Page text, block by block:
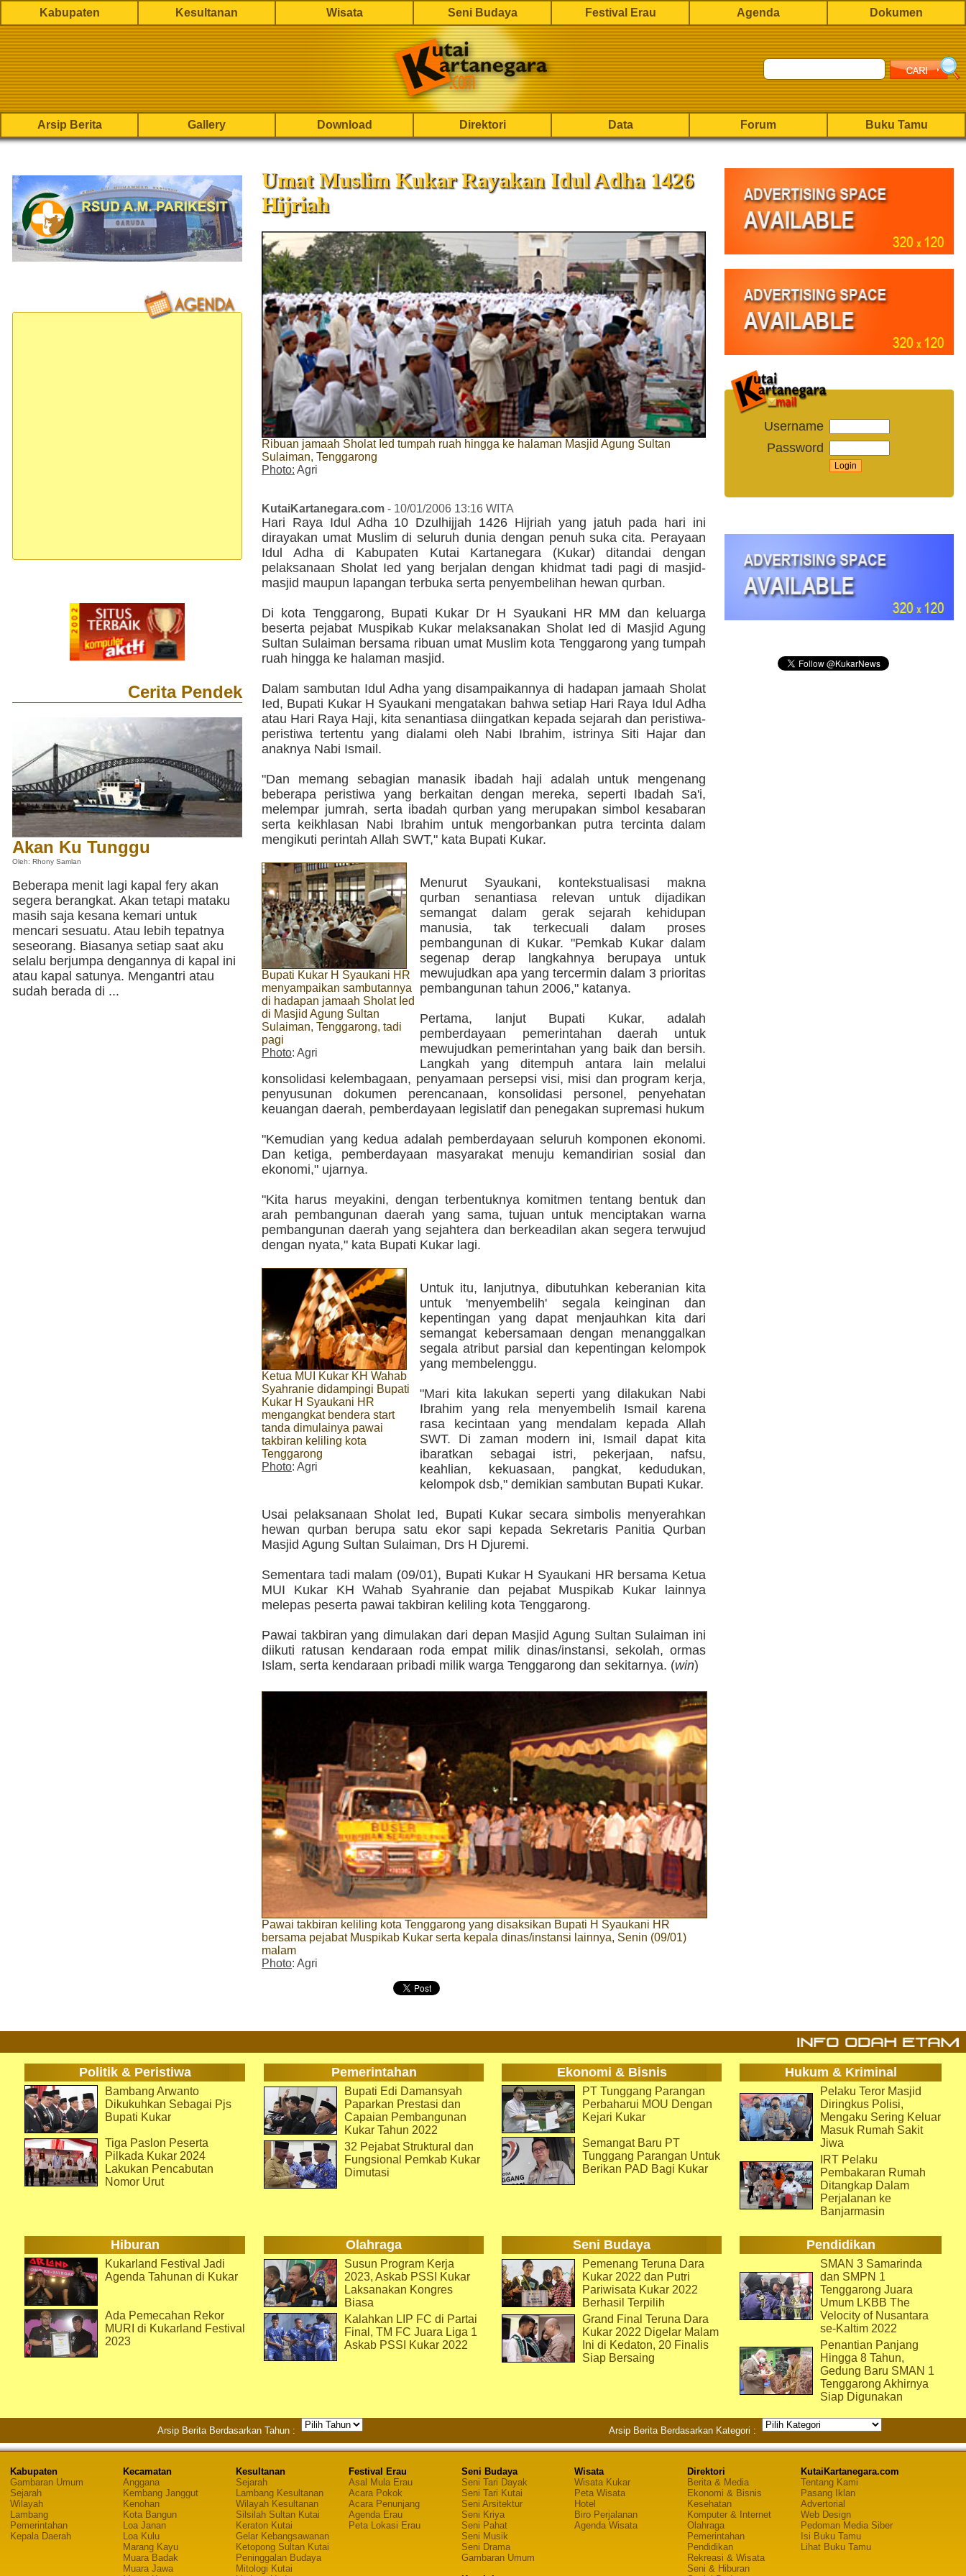
Kabupaten Kesultanan Wisata Seni Budaya Festival Erau Agenda Dokumen
Arsip Berita Gallery Download Direktori Data Forum Buku Tamu
Cerita Pendek
Akan Ku Tunggu
Oleh: Rhony Samlan
Beberapa menit lagi kapal fery akan
segera berangkat. Akan tetapi mataku
masih saja kesana kemari untuk
mencari sesuatu. Atau lebih tepatnya
seseorang. Biasanya setiap saat aku
selalu berjumpa dengannya di kapal ini
atau kapal satunya. Mengantri atau
sudah berada di ...
Umat Muslim Kukar Rayakan Idul Adha 1426
Hijriah
Ribuan jamaah Sholat Ied tumpah ruah hingga ke halaman Masjid Agung Sultan
Sulaiman, Tenggarong
Photo: Agri
KutaiKartanegara.com - 10/01/2006 13:16 WITA
Hari Raya Idul Adha 10 Dzulhijjah 1426 Hijriah yang jatuh pada hari ini
dirayakan umat Muslim di seluruh dunia dengan penuh suka cita. Perayaan
Idul Adha di Kabupaten Kutai Kartanegara (Kukar) ditandai dengan
pelaksanaan Sholat Ied yang berjalan dengan khidmat tadi pagi di masjid-
masjid maupun lapangan terbuka serta penyembelihan hewan qurban.
Di kota Tenggarong, Bupati Kukar Dr H Syaukani HR MM dan keluarga
beserta pejabat Muspikab Kukar melaksanakan Sholat Ied di Masjid Agung
Sultan Sulaiman bersama ribuan umat Muslim kota Tenggarong yang tumpah
ruah hingga ke halaman masjid.
Dalam sambutan Idul Adha yang disampaikannya di hadapan jamaah Sholat
Ied, Bupati Kukar H Syaukani mengatakan bahwa setiap Hari Raya Idul Adha
atau Hari Raya Haji, kita senantiasa diingatkan kepada sejarah dan peristiwa-
peristiwa tertentu yang dialami oleh Nabi Ibrahim, istrinya Siti Hajar dan
anaknya Nabi Ismail.
"Dan memang sebagian manasik ibadah haji adalah untuk mengenang
beberapa peristiwa yang berkaitan dengan mereka, seperti Ibadah Sa'i,
melempar jumrah, serta ibadah qurban yang merupakan simbol kesabaran
serta keikhlasan Nabi Ibrahim untuk mengorbankan putra tercinta dalam
mengikuti perintah Allah SWT," kata Bupati Kukar.
Bupati Kukar H Syaukani HR
menyampaikan sambutannya
di hadapan jamaah Sholat Ied
di Masjid Agung Sultan
Sulaiman, Tenggarong, tadi
pagi
Photo: Agri
Menurut Syaukani, kontekstualisasi makna
qurban senantiasa relevan untuk dijadikan
semangat dalam gerak sejarah kehidupan
manusia, tak terkecuali dalam proses
pembangunan di Kukar. "Pemkab Kukar dalam
segenap derap langkahnya berupaya untuk
mewujudkan apa yang tercermin dalam 3 prioritas
pembangunan tahun 2006," katanya.
Pertama, lanjut Bupati Kukar, adalah
pemberdayaan pemerintahan daerah untuk
mewujudkan pemerintahan yang baik dan bersih.
Langkah yang ditempuh antara lain melalui
konsolidasi kelembagaan, penyamaan persepsi visi, misi dan program kerja,
penyusunan dokumen perencanaan, konsolidasi personel, penyehatan
keuangan daerah, pemberdayaan legislatif dan penegakan supremasi hukum
"Kemudian yang kedua adalah pemberdayaan seluruh komponen ekonomi.
Dan ketiga, pemberdayaan masyarakat menuju kemandirian sosial dan
ekonomi," ujarnya.
"Kita harus meyakini, dengan terbentuknya komitmen tentang bentuk dan
arah pembangunan daerah yang sama, tujuan untuk menciptakan warna
pembangunan daerah yang sejahtera dan berkeadilan akan segera terwujud
dengan nyata," kata Bupati Kukar lagi.
Ketua MUI Kukar KH Wahab
Syahranie didampingi Bupati
Kukar H Syaukani HR
mengangkat bendera start
tanda dimulainya pawai
takbiran keliling kota
Tenggarong
Photo: Agri
Untuk itu, lanjutnya, dibutuhkan keberanian kita
untuk 'menyembelih' segala keinginan dan
kepentingan yang dapat menjauhkan kita dari
semangat kebersamaan dengan menanggalkan
segala atribut parsial dan kepentingan kelompok
yang membelenggu.
"Mari kita lakukan seperti yang dilakukan Nabi
Ibrahim yang rela menyembelih Ismail karena
rasa kecintaan yang mendalam kepada Allah
SWT. Di zaman modern ini, Ismail dapat kita
ibaratkan sebagai istri, pekerjaan, nafsu,
keahlian, kekuasaan, pangkat, kedudukan,
kelompok dsb," demikian sambutan Bupati Kukar.
Usai pelaksanaan Sholat Ied, Bupati Kukar secara simbolis menyerahkan
hewan qurban berupa satu ekor sapi kepada Sekretaris Panitia Qurban
Masjid Agung Sultan Sulaiman, Drs H Djuremi.
Sementara tadi malam (09/01), Bupati Kukar H Syaukani HR bersama Ketua
MUI Kukar KH Wahab Syahranie dan pejabat Muspikab Kukar lainnya
melepas peserta pawai takbiran keliling kota Tenggarong.
Pawai takbiran yang dimulakan dari depan Masjid Agung Sultan Sulaiman ini
diikuti ratusan kendaraan roda empat milik dinas/instansi, sekolah, ormas
Islam, serta kendaraan pribadi milik warga Tenggarong dan sekitarnya. (win)
Pawai takbiran keliling kota Tenggarong yang disaksikan Bupati H Syaukani HR
bersama pejabat Muspikab Kukar serta kepala dinas/instansi lainnya, Senin (09/01)
malam
Photo: Agri
Username
Password
Politik & Peristiwa Pemerintahan Ekonomi & Bisnis Hukum & Kriminal
Bambang Arwanto
Dikukuhkan Sebagai Pjs
Bupati Kukar
Tiga Paslon Peserta
Pilkada Kukar 2024
Lakukan Pencabutan
Nomor Urut
Bupati Edi Damansyah
Paparkan Prestasi dan
Capaian Pembangunan
Kukar Tahun 2022
32 Pejabat Struktural dan
Fungsional Pemkab Kukar
Dimutasi
PT Tunggang Parangan
Perbaharui MOU Dengan
Kejari Kukar
Semangat Baru PT
Tunggang Parangan Untuk
Berikan PAD Bagi Kukar
Pelaku Teror Masjid
Diringkus Polisi,
Mengaku Sering Keluar
Masuk Rumah Sakit
Jiwa
IRT Pelaku
Pembakaran Rumah
Ditangkap Dalam
Perjalanan ke
Banjarmasin
Hiburan Olahraga Seni Budaya Pendidikan
Kukarland Festival Jadi
Agenda Tahunan di Kukar
Ada Pemecahan Rekor
MURI di Kukarland Festival
2023
Susun Program Kerja
2023, Askab PSSI Kukar
Laksanakan Kongres
Biasa
Kalahkan LIP FC di Partai
Final, TM FC Juara Liga 1
Askab PSSI Kukar 2022
Pemenang Teruna Dara
Kukar 2022 dan Putri
Pariwisata Kukar 2022
Berhasil Terpilih
Grand Final Teruna Dara
Kukar 2022 Digelar Malam
Ini di Kedaton, 20 Finalis
Siap Bersaing
SMAN 3 Samarinda
dan SMPN 1
Tenggarong Juara
Umum LKBB The
Velocity of Nusantara
se-Kaltim 2022
Penantian Panjang
Hingga 8 Tahun,
Gedung Baru SMAN 1
Tenggarong Akhirnya
Siap Digunakan
Arsip Berita Berdasarkan Tahun : Arsip Berita Berdasarkan Kategori :
Kabupaten
Gambaran Umum
Sejarah
Wilayah
Lambang
Pemerintahan
Kepala Daerah
Kecamatan
Anggana
Kembang Janggut
Kenohan
Kota Bangun
Loa Janan
Loa Kulu
Marang Kayu
Muara Badak
Muara Jawa
Kesultanan
Sejarah
Lambang Kesultanan
Wilayah Kesultanan
Silsilah Sultan Kutai
Keraton Kutai
Gelar Kebangsawanan
Ketopong Sultan Kutai
Peninggalan Budaya
Mitologi Kutai
Festival Erau
Asal Mula Erau
Acara Pokok
Acara Penunjang
Agenda Erau
Peta Lokasi Erau
Seni Budaya
Seni Tari Dayak
Seni Tari Kutai
Seni Arsitektur
Seni Kriya
Seni Pahat
Seni Musik
Seni Drama
Gambaran Umum
Wisata
Wisata Kukar
Peta Wisata
Hotel
Biro Perjalanan
Agenda Wisata
Direktori
Berita & Media
Ekonomi & Bisnis
Kesehatan
Komputer & Internet
Olahraga
Pemerintahan
Pendidikan
Rekreasi & Wisata
Seni & Hiburan
KutaiKartanegara.com
Tentang Kami
Pasang Iklan
Advertorial
Web Design
Pedoman Media Siber
Isi Buku Tamu
Lihat Buku Tamu